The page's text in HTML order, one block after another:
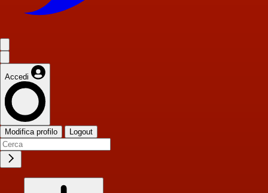
Accedi
Modifica profilo Logout